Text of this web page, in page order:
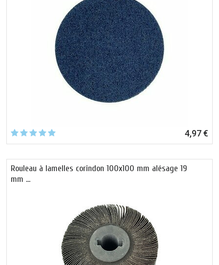
pièces avec des formes complexes, arrondies sans endommager la
pièce. Idéal pour préparer dessurfaces comme de la carrosserie
ou en aluminium. Ces tissus abrasifs pourront aussi être utile pour le
nettoyage et le décapage des sols. Facilement identifiables par leurs
couleurs, les différents types d’abrasif répondront à vos attentes : plus la
couleur du disque est foncée, plus le disque est abrasif. Les fibres
synthétiques sont aussi utilisées pour dérouiller etdécaper en profondeur
les surfaces les plus abîmées par le temps tout en garantissant une
bonne protection du support.
4,97 €
Rouleau à lamelles corindon 100x100 mm alésage 19
mm …